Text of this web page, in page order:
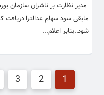
مدیر نظارت بر ناشران سازمان
مابقی سود سهام عدالترا دریافت
شود..بنابر اعلام...
1
2
3